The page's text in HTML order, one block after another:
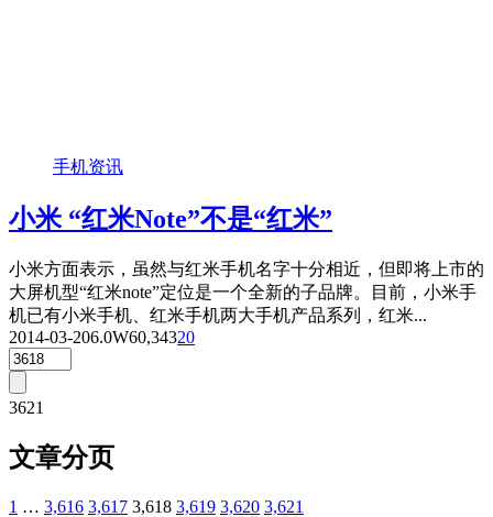
手机资讯
小米 “红米Note”不是“红米”
小米方面表示，虽然与红米手机名字十分相近，但即将上市的
大屏机型“红米note”定位是一个全新的子品牌。目前，小米手
机已有小米手机、红米手机两大手机产品系列，红米...
2014-03-206.0W60,34320
3621
文章分页
1 … 3,616 3,617 3,618 3,619 3,620 3,621